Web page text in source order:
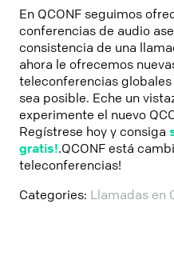
En QCONF seguimos
conferencias de audio
consistencia de una
ahora le ofrecemos
teleconferencias
sea posible. Eche un
experimente el nuevo
Regístrese hoy y consiga
gratis!.QCONF está
teleconferencias!
Categories: Llamadas en